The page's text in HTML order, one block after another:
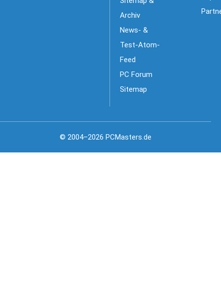
Archiv
News- &
Test-Atom-
Feed
PC Forum
Sitemap
© 2004–2026 PCMasters.de